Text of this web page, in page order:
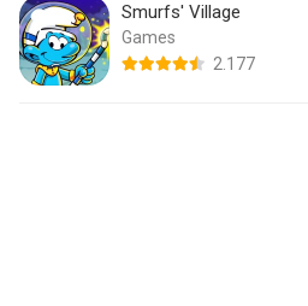
Smurfs' Village
2.177
Games